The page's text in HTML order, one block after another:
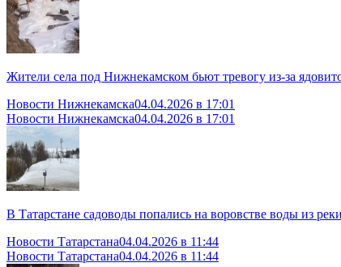
Жители села под Нижнекамском бьют тревогу из-за
Новости Нижнекамска04.04.2026 в 17:01
Новости Нижнекамска04.04.2026 в 17:01
В Татарстане садоводы попались на воровстве воды из реки
Новости Татарстана04.04.2026 в 11:44
Новости Татарстана04.04.2026 в 11:44